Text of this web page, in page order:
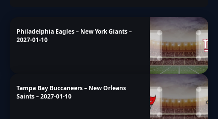
Philadelphia Eagles – New York Giants –
2027-01-10
Tampa Bay Buccaneers – New Orleans
Saints – 2027-01-10